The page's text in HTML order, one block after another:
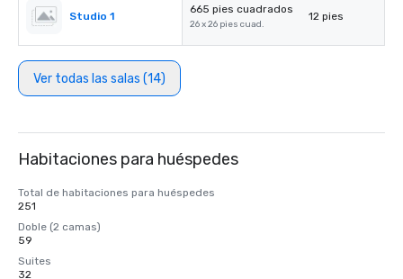
Studio 1
665 pies cuadrados
26 x 26 pies cuad.
12 pies
Ver todas las salas (14)
Habitaciones para huéspedes
Total de habitaciones para huéspedes
251
Doble (2 camas)
59
Suites
32